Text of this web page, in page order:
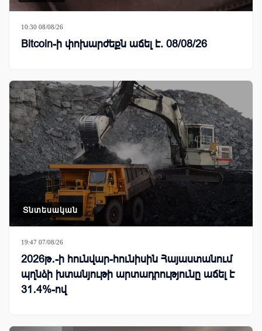
10:30 08/08/26
Bitcoin-ի փոխարժեքն աճել է. 08/08/26
Տնտեսական
19:47 07/08/26
2026թ․-ի հունվար-հունիսին Հայաստանում
պղնձի խտանյութի արտադրությունը աճել է
31․4%-ով